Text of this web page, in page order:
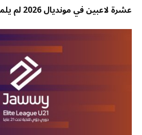
عشرة لاعبين في مونديال 2026 لم يلمسوا الكرة